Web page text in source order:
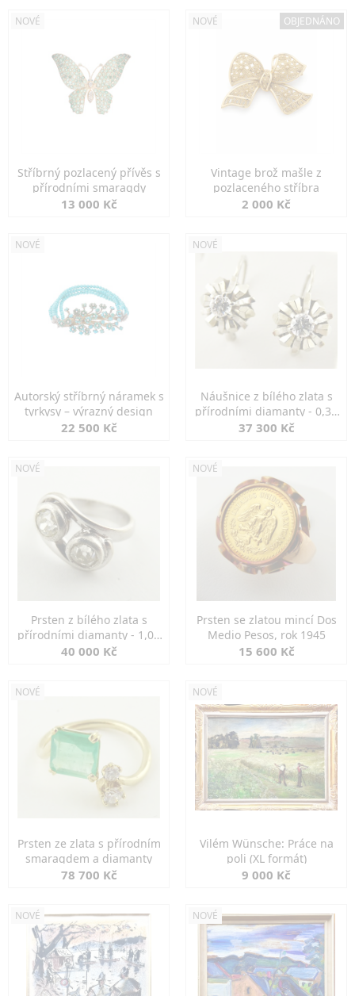
NOVÉ
Stříbrný pozlacený přívěs s
přírodními smaragdy
13 000 Kč
NOVÉ OBJEDNÁNO
Vintage brož mašle z
pozlaceného stříbra
2 000 Kč
NOVÉ
Autorský stříbrný náramek s
tyrkysy – výrazný design
22 500 Kč
NOVÉ
Náušnice z bílého zlata s
přírodními diamanty - 0,30
ct
37 300 Kč
NOVÉ
Prsten z bílého zlata s
přírodními diamanty - 1,00
ct
40 000 Kč
NOVÉ
Prsten se zlatou mincí Dos
Medio Pesos, rok 1945
15 600 Kč
NOVÉ
Prsten ze zlata s přírodním
smaragdem a diamanty
78 700 Kč
NOVÉ
Vilém Wünsche: Práce na
poli (XL formát)
9 000 Kč
NOVÉ NOVÉ